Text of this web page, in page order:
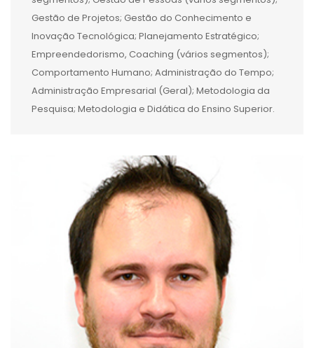
Gestão de Projetos; Gestão do Conhecimento e
Inovação Tecnológica; Planejamento Estratégico;
Empreendedorismo, Coaching (vários segmentos);
Comportamento Humano; Administração do Tempo;
Administração Empresarial (Geral); Metodologia da
Pesquisa; Metodologia e Didática do Ensino Superior.